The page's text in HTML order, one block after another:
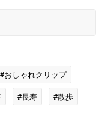
#おしゃれクリップ
#長寿
#散歩